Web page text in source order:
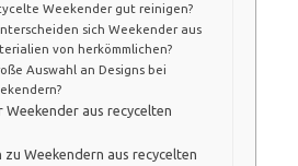
Weekender gut reinigen?
sich Weekender aus
von herkömmlichen?
Auswahl an Designs bei
Weekender aus recycelten
Weekendern aus recycelten